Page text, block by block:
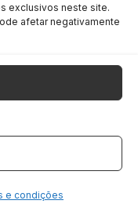
exclusivos neste site.
afetar negativamente
e condições
de investidores
direitos reservados.